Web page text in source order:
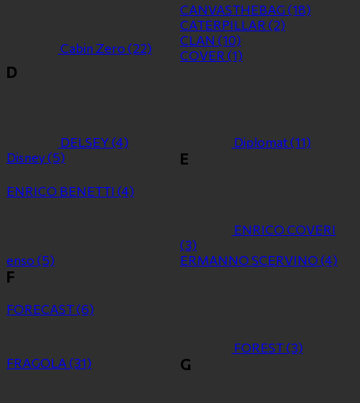
Cabin Zero (22)
CANVASTHEBAG (18)
CATERPILLAR (2)
CLAN (10)
COVER (1)
D
DELSEY (4) Diplomat(11)
Disney(5) E
ENRICO BENETTI (4)
ENRICO COVERI
(3)
enso (5) ERMANNO SCERVINO (4)
F
FORECAST(6)
FOREST(3)
FRAGOLA (31) G